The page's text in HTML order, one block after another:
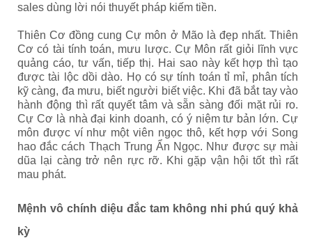
sales dùng lời nói thuyết pháp kiếm tiền.
Thiên Cơ đồng cung Cự môn ở Mão là đẹp nhất. Thiên
Cơ có tài tính toán, mưu lược. Cự Môn rất giỏi lĩnh vực
quảng cáo, tư vấn, tiếp thị. Hai sao này kết hợp thì tạo
được tài lộc dồi dào. Họ có sự tính toán tỉ mỉ, phân tích
kỹ càng, đa mưu, biết người biết việc. Khi đã bắt tay vào
hành động thì rất quyết tâm và sẵn sàng đối mặt rủi ro.
Cự Cơ là nhà đại kinh doanh, có ý niệm tư bản lớn. Cự
môn được ví như một viên ngọc thô, kết hợp với Song
hao đắc cách Thạch Trung Ẩn Ngọc. Như được sự mài
dũa lại càng trở nên rực rỡ. Khi gặp vận hội tốt thì rất
mau phát.
Mệnh vô chính diệu đắc tam không nhi phú quý khả
kỳ